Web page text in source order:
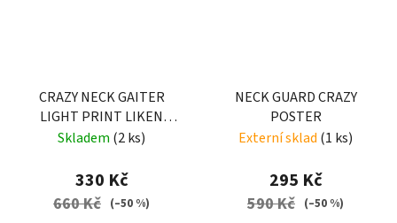
CRAZY NECK GAITER
LIGHT PRINT LIKEN
SCOTTISH
Skladem (2 ks)
330 Kč
660 Kč (–50 %)
NECK GUARD CRAZY
POSTER
Externí sklad (1 ks)
295 Kč
590 Kč (–50 %)